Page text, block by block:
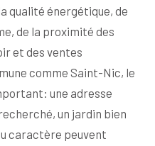
qualité énergétique, de
de la proximité des
et des ventes
comme Saint-Nic, le
une adresse
un jardin bien
caractère peuvent